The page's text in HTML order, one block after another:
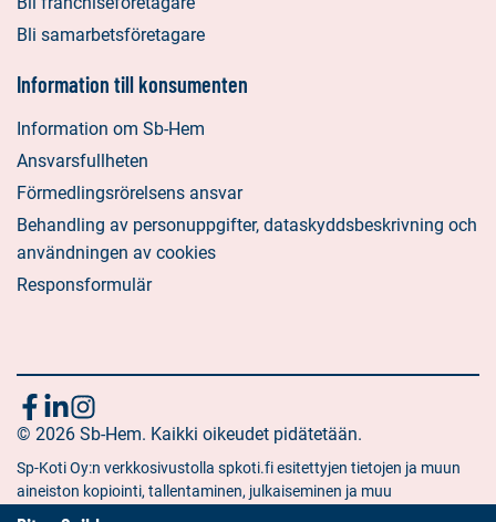
Bli samarbetsföretagare
Information till konsumenten
Information om Sb-Hem
Ansvarsfullheten
Förmedlingsrörelsens ansvar
Behandling av personuppgifter, dataskyddsbeskrivning och
användningen av cookies
Responsformulär
Följ
oss
Sociala
media:
facebook
Sociala
media:
linkedin
Sociala
media:
instagram
© 2026 Sb-Hem. Kaikki oikeudet pidätetään.
Sp-Koti Oy:n verkkosivustolla spkoti.fi esitettyjen tietojen ja muun
aineiston kopiointi, tallentaminen, julkaiseminen ja muu